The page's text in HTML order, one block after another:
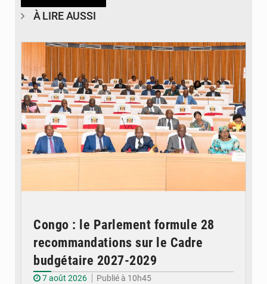
À LIRE AUSSI
Congo : le Parlement formule 28
recommandations sur le Cadre
budgétaire 2027-2029
7 août 2026
Publié à 10h45